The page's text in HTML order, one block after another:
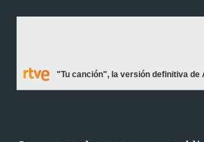
"Tu canción", la versión definitiva de